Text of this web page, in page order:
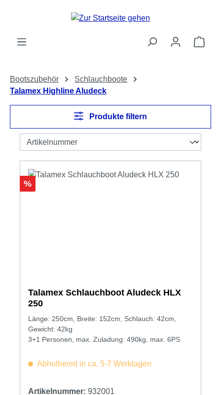
Zum Hauptinhalt springen
Bootszubehör
Schlauchboote
Talamex Highline Aludeck
Produkte filtern
Rabatt
%
Talamex Schlauchboot Aludeck HLX
250
Länge: 250cm, Breite: 152cm, Schlauch: 42cm,
Gewicht: 42kg
3+1 Personen, max. Zuladung: 490kg, max. 6PS
Abholbereit in ca. 5-7 Werktagen
Artikelnummer: 932001